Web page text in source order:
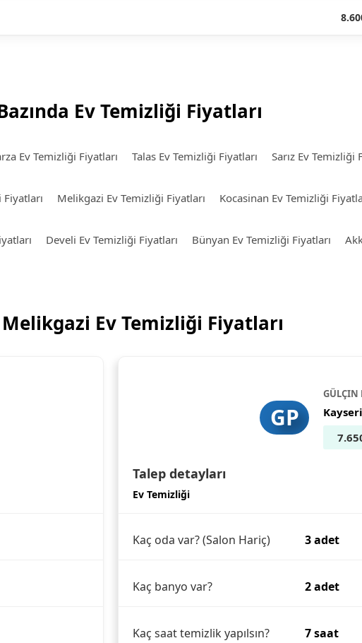
Ev Temizliği Fiyatları
Ev Temizliği Fiyatları Talas Ev Temizliği Fiyatları Sarız Ev Temizliği
Melikgazi Ev Temizliği Fiyatları Kocasinan Ev Temizliği
Develi Ev Temizliği Fiyatları Bünyan Ev Temizliği Fiyatları
Melikgazi Ev Temizliği Fiyatları
GP
GÜLÇIN
Talep detayları
Ev Temizliği
Kaç oda var? (Salon Hariç) 3 adet
Kaç banyo var? 2 adet
Kaç saat temizlik yapılsın? 7 saat